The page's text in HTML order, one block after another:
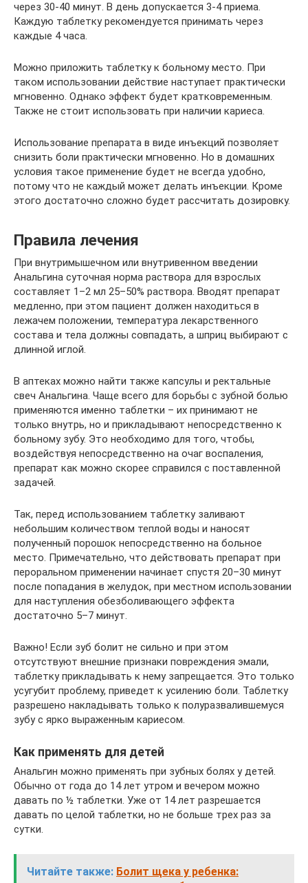
через 30-40 минут. В день допускается 3-4 приема.
Каждую таблетку рекомендуется принимать через
каждые 4 часа.
Можно приложить таблетку к больному место. При
таком использовании действие наступает практически
мгновенно. Однако эффект будет кратковременным.
Также не стоит использовать при наличии кариеса.
Использование препарата в виде инъекций позволяет
снизить боли практически мгновенно. Но в домашних
условия такое применение будет не всегда удобно,
потому что не каждый может делать инъекции. Кроме
этого достаточно сложно будет рассчитать дозировку.
Правила лечения
При внутримышечном или внутривенном введении
Анальгина суточная норма раствора для взрослых
составляет 1–2 мл 25–50% раствора. Вводят препарат
медленно, при этом пациент должен находиться в
лежачем положении, температура лекарственного
состава и тела должны совпадать, а шприц выбирают с
длинной иглой.
В аптеках можно найти также капсулы и ректальные
свеч Анальгина. Чаще всего для борьбы с зубной болью
применяются именно таблетки – их принимают не
только внутрь, но и прикладывают непосредственно к
больному зубу. Это необходимо для того, чтобы,
воздействуя непосредственно на очаг воспаления,
препарат как можно скорее справился с поставленной
задачей.
Так, перед использованием таблетку заливают
небольшим количеством теплой воды и наносят
полученный порошок непосредственно на больное
место. Примечательно, что действовать препарат при
пероральном применении начинает спустя 20–30 минут
после попадания в желудок, при местном использовании
для наступления обезболивающего эффекта
достаточно 5–7 минут.
Важно! Если зуб болит не сильно и при этом
отсутствуют внешние признаки повреждения эмали,
таблетку прикладывать к нему запрещается. Это только
усугубит проблему, приведет к усилению боли. Таблетку
разрешено накладывать только к полуразвалившемуся
зубу с ярко выраженным кариесом.
Как применять для детей
Анальгин можно применять при зубных болях у детей.
Обычно от года до 14 лет утром и вечером можно
давать по ½ таблетки. Уже от 14 лет разрешается
давать по целой таблетки, но не больше трех раз за
сутки.
Читайте также: Болит щека у ребенка: